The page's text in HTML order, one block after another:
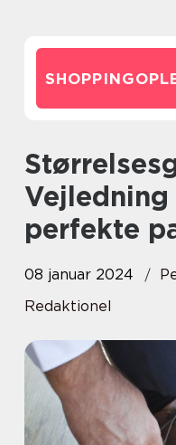
Størrelsesguide bukser:
perfekte
08 januar 2024
Redaktionel